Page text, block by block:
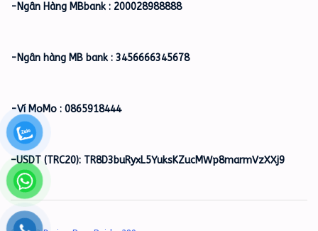
-Ngân Hàng MBbank : 200028988888
-Ngân hàng MB bank : 3456666345678
-Ví MoMo : 0865918444
–USDT (TRC20): TR8D3buRyxL5YuksKZucMWp8marmVzXXj9